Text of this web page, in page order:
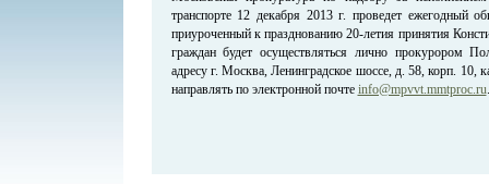
транспорте 12 декабря 2013 г. проведет ежегодный
приуроченный к празднованию 20-летия принятия
граждан будет осуществляться лично прокурором
адресу г. Москва, Ленинградское шоссе, д. 58, корп.
направлять по электронной почте info@mpvvt.mmtproc.ru